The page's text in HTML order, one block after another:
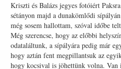
Kriszti és Balázs jegyes fotóiért
sétányon majd a dunakömlődi
még sosem hallottam, szóval időbe
Még szerencse, hogy az előbbi
odataláltunk, a sípályára pedig már
hogy aztán fent megpillantsuk az
hogy kocsival is jöhettünk volna.